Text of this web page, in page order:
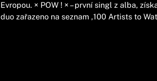
Evropou. × POW ! × – první singl z alba,
duo zařazeno na seznam ‚100 Artists to